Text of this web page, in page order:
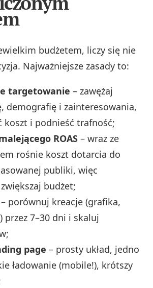
budżetem, liczy się nie
Najważniejsze zasady to:
targetowanie – zawężaj
demografię i zainteresowania,
koszt i podnieść trafność;
ROAS – wraz ze
rośnie koszt dotarcia do
publiki, więc
budżet;
– porównuj kreacje (grafika,
przez 7–30 dni i skaluj
page – prosty układ, jedno
ładowanie (mobile!), krótszy